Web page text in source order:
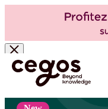
Skip to main content
Vous êtes ici : Accueil >Cegos,
administration du personnel